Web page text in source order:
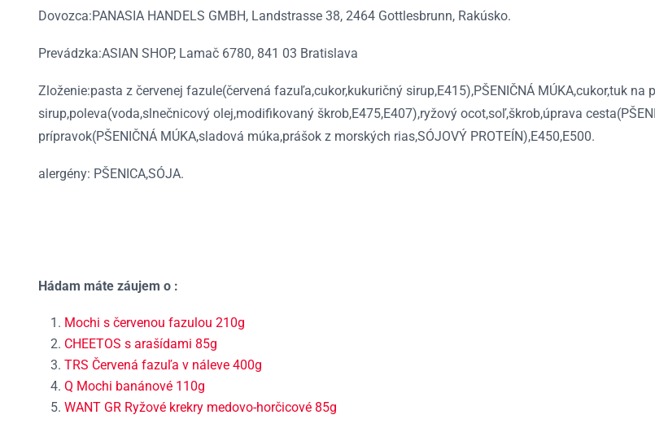
Dovozca:PANASIA HANDELS GMBH, Landstrasse 38, 2464 Gottlesbrunn, Rakúsko.
Prevádzka:ASIAN SHOP, Lamač 6780, 841 03 Bratislava
Zloženie:pasta z červenej fazule(červená fazuľa,cukor,kukuričný sirup,E415),PŠENIČNÁ MÚKA,cukor,tuk
sirup,poleva(voda,slnečnicový olej,modifikovaný škrob,E475,E407),ryžový ocot,soľ,škrob,úprava
prípravok(PŠENIČNÁ MÚKA,sladová múka,prášok z morských rias,SÓJOVÝ PROTEÍN),E450,E500.
alergény: PŠENICA,SÓJA.
Hádam máte záujem o :
Mochi s červenou fazulou 210g
CHEETOS s arašídami 85g
TRS Červená fazuľa v náleve 400g
Q Mochi banánové 110g
WANT GR Ryžové krekry medovo-horčicové 85g